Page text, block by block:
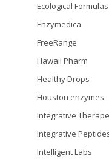
Ecological Formulas
Enzymedica
FreeRange
Hawaii Pharm
Healthy Drops
Houston enzymes
Integrative
Integrative
Intelligent Labs